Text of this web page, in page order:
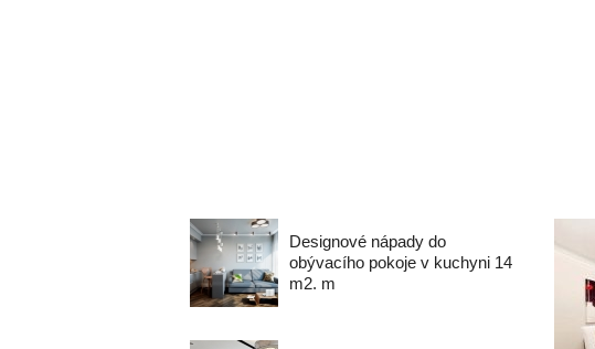
Designové nápady do
obývacího pokoje v kuchyni 14
m2. m